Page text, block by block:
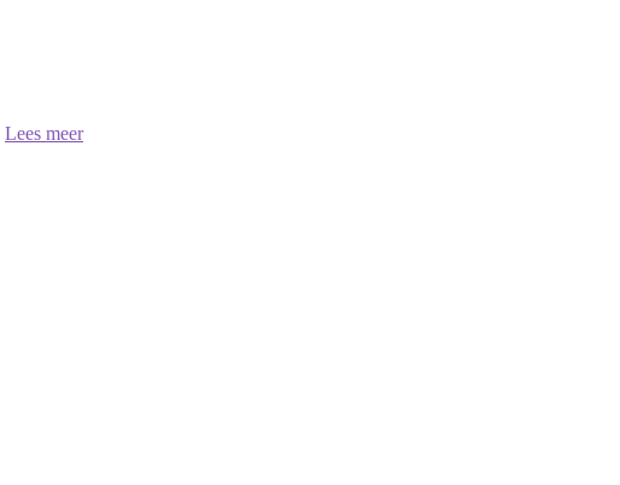
Lees meer